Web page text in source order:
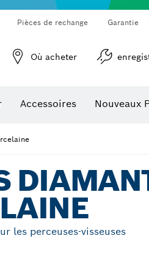
Pièces de rechange Garantie
Où acheter
Accessoires Nouveaux
les perceuses-visseuses